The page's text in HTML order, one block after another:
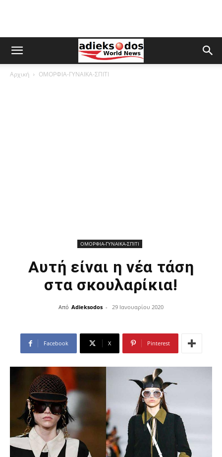
Αρχική ΟΜΟΡΦΙΑ-ΓΥΝΑΙΚΑ-ΣΠΙΤΙ
ΟΜΟΡΦΙΑ-ΓΥΝΑΙΚΑ-ΣΠΙΤΙ
Αυτή είναι η νέα τάση
στα σκουλαρίκια!
Από Adieksodos - 29 Ιανουαρίου 2020
Facebook X Pinterest